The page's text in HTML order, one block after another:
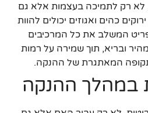
לא רק לתמיכה בעצמות אלא גם
כהים ואגוזים יכולים להוות
המשלב את כל המרכיבים
ובריא, תוך שמירה על רמות
המאתגרת של ההנקה.
במהלך ההנקה